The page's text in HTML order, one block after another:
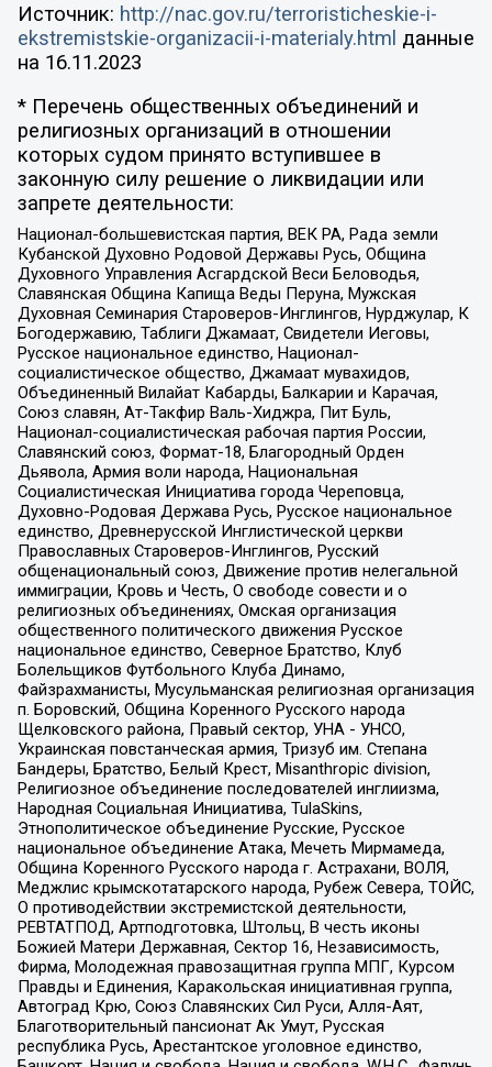
Источник: http://nac.gov.ru/terroristicheskie-i-
ekstremistskie-organizacii-i-materialy.html данные
на 16.11.2023
* Перечень общественных объединений и
религиозных организаций в отношении
которых судом принято вступившее в
законную силу решение о ликвидации или
запрете деятельности:
Национал-большевистская партия, ВЕК РА, Рада земли
Кубанской Духовно Родовой Державы Русь, Община
Духовного Управления Асгардской Веси Беловодья,
Славянская Община Капища Веды Перуна, Мужская
Духовная Семинария Староверов-Инглингов, Нурджулар, К
Богодержавию, Таблиги Джамаат, Свидетели Иеговы,
Русское национальное единство, Национал-
социалистическое общество, Джамаат мувахидов,
Объединенный Вилайат Кабарды, Балкарии и Карачая,
Союз славян, Ат-Такфир Валь-Хиджра, Пит Буль,
Национал-социалистическая рабочая партия России,
Славянский союз, Формат-18, Благородный Орден
Дьявола, Армия воли народа, Национальная
Социалистическая Инициатива города Череповца,
Духовно-Родовая Держава Русь, Русское национальное
единство, Древнерусской Инглистической церкви
Православных Староверов-Инглингов, Русский
общенациональный союз, Движение против нелегальной
иммиграции, Кровь и Честь, О свободе совести и о
религиозных объединениях, Омская организация
общественного политического движения Русское
национальное единство, Северное Братство, Клуб
Болельщиков Футбольного Клуба Динамо,
Файзрахманисты, Мусульманская религиозная организация
п. Боровский, Община Коренного Русского народа
Щелковского района, Правый сектор, УНА - УНСО,
Украинская повстанческая армия, Тризуб им. Степана
Бандеры, Братство, Белый Крест, Misanthropic division,
Религиозное объединение последователей инглиизма,
Народная Социальная Инициатива, TulaSkins,
Этнополитическое объединение Русские, Русское
национальное объединение Атака, Мечеть Мирмамеда,
Община Коренного Русского народа г. Астрахани, ВОЛЯ,
Меджлис крымскотатарского народа, Рубеж Севера, ТОЙС,
О противодействии экстремистской деятельности,
РЕВТАТПОД, Артподготовка, Штольц, В честь иконы
Божией Матери Державная, Сектор 16, Независимость,
Фирма, Молодежная правозащитная группа МПГ, Курсом
Правды и Единения, Каракольская инициативная группа,
Автоград Крю, Союз Славянских Сил Руси, Алля-Аят,
Благотворительный пансионат Ак Умут, Русская
республика Русь, Арестантское уголовное единство,